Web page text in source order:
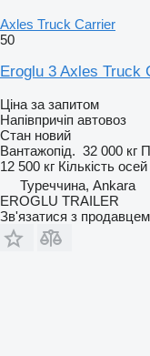
Axles Truck Carrier
50
Eroglu 3 Axles Truck
Ціна за запитом
Напівпричіп автовоз
Стан новий
Вантажопід. 32 000 кг
12 500 кг Кількість осей
Туреччина, Ankara
EROGLU TRAILER
Зв'язатися з продавцем